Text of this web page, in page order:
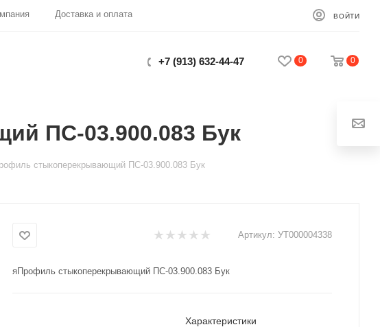
Доставка и оплата ВОЙТИ
0 0
+7 (913) 632-44-47
ПС-03.900.083 Бук
стыкоперекрывающий ПС-03.900.083 Бук
Артикул: УТ000004338
яПрофиль стыкоперекрывающий ПС-03.900.083 Бук
Характеристики